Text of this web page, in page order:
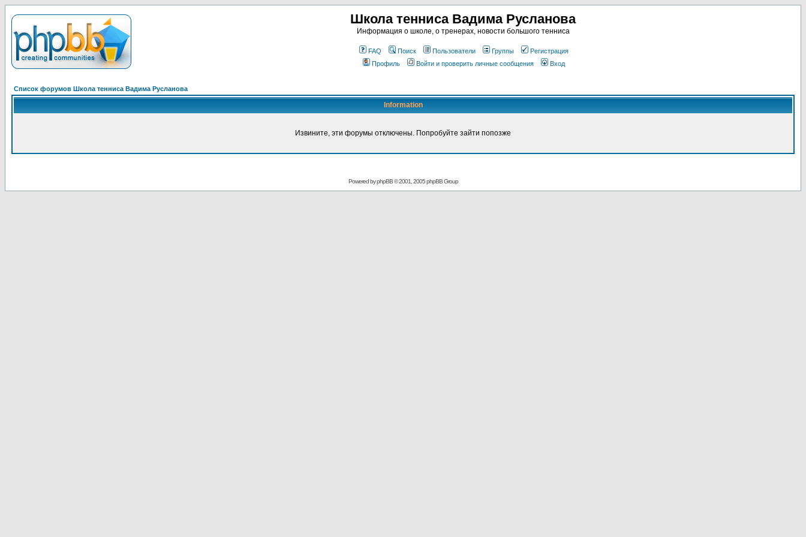
Школа тенниса Вадима Русланова
Информация о школе, о тренерах, новости большого тенниса
FAQ Поиск Пользователи Группы
Регистрация
Профиль
Войти и проверить личные сообщения Вход
Список форумов Школа тенниса Вадима Русланова
Information
Извините, эти форумы отключены. Попробуйте зайти попозже
Powered byphpBB© 2001, 2005 phpBB Group